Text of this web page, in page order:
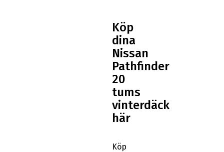
Köp
dina
Nissan
Pathfinder
20
tums
vinterdäck
här
Köp